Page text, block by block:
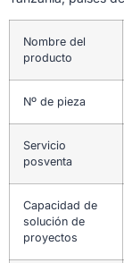
Nombre del
producto
Nº de pieza
Servicio
posventa
Capacidad de
solución de
proyectos